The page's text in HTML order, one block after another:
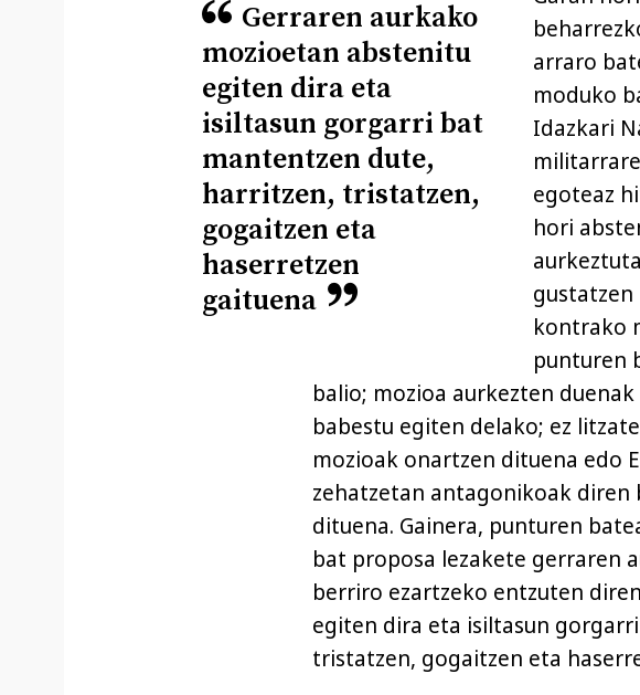
Gerraren aurkako
mozioetan abstenitu
egiten dira eta
isiltasun gorgarri bat
mantentzen dute,
harritzen, tristatzen,
gogaitzen eta
haserretzen
gaituena
arraro
moduko
Idazkari
egoteaz
hori
kontrako
punturen
balio; mozioa aurkezten
babestu egiten delako; ez
mozioak onartzen dituena edo
zehatzetan antagonikoak
dituena. Gainera, punturen
bat proposa lezakete gerraren
berriro ezartzeko entzuten
egiten dira eta isiltasun
tristatzen, gogaitzen eta